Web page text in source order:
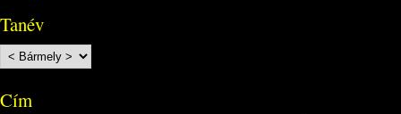
Tanév
Cím